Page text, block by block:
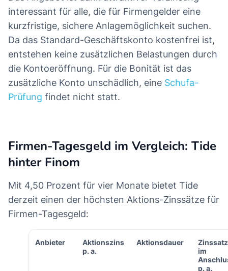
interessant für alle, die für Firmengelder eine
kurzfristige, sichere Anlagemöglichkeit suchen.
Da das Standard-Geschäftskonto kostenfrei ist,
entstehen keine zusätzlichen Belastungen durch
die Kontoeröffnung. Für die Bonität ist das
zusätzliche Konto unschädlich, eine Schufa-
Prüfung findet nicht statt.
Firmen-Tagesgeld im Vergleich: Tide
hinter Finom
Mit 4,50 Prozent für vier Monate bietet Tide
derzeit einen der höchsten Aktions-Zinssätze für
Firmen-Tagesgeld:
Anbieter
Aktionszins
p. a.
Aktionsdauer
Zinssatz
im
p. a.